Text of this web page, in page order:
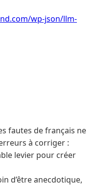
wp-json/llm-
fautes de français ne
à corriger :
levier pour créer
d’être anecdotique,